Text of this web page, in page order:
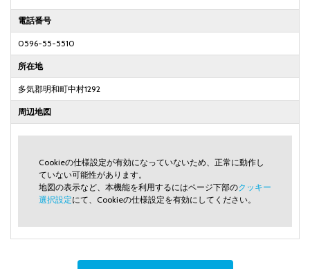
電話番号
0596-55-5510
所在地
多気郡明和町中村1292
周辺地図
Cookieの仕様設定が有効になっていないため、正常に動作し
ていない可能性があります。
地図の表示など、本機能を利用するにはページ下部のクッキー
選択設定にて、Cookieの仕様設定を有効にしてください。